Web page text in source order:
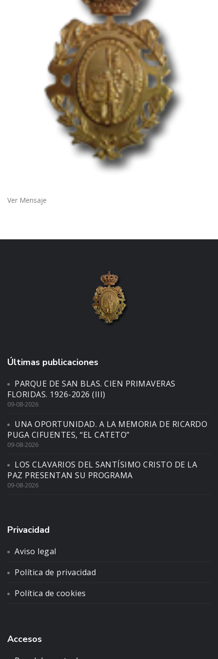
Ver Mensaje
Últimas publicaciones
PARQUE DE SAN BLAS. CIEN PRIMAVERAS
FLORIDAS. 1926-2026 (III)
09-08-2026
UNA OPORTUNIDAD. A LA MEMORIA DE RICARDO
PUGA CIFUENTES, “EL CATETO”
09-08-2026
LOS CLAVARIOS DEL SANTÍSIMO CRISTO DE LA
PAZ PRESENTAN SU PROGRAMA
09-08-2026
Privacidad
Aviso legal
Política de privacidad
Política de cookies
Accesos